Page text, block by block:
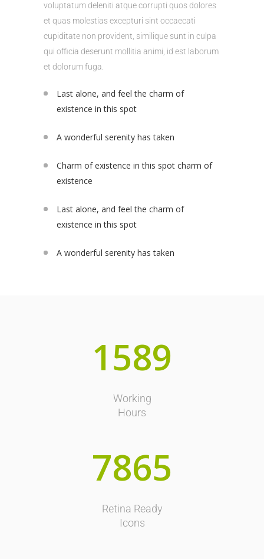
voluptatum deleniti atque corrupti quos dolores
et quas molestias excepturi sint occaecati
cupiditate non provident, similique sunt in culpa
qui officia deserunt mollitia animi, id est laborum
et dolorum fuga.
Last alone, and feel the charm of
existence in this spot
A wonderful serenity has taken
Charm of existence in this spot charm of
existence
Last alone, and feel the charm of
existence in this spot
A wonderful serenity has taken
1589
Working
Hours
7865
Retina Ready
Icons